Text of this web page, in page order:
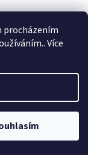
procházením
Více
vyhrazena.Upravit